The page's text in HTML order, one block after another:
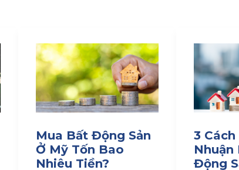
Mua Bất Động Sản
Ở Mỹ Tốn Bao
Nhiêu Tiền?
3
Nhuận
Động